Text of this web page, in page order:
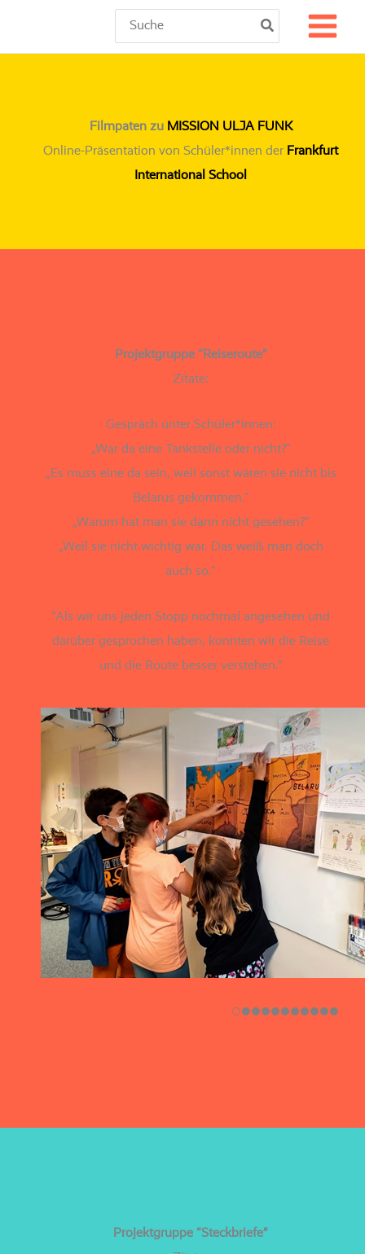
Search
for:
Filmpaten zu MISSION ULJA FUNK
Online-Präsentation von Schüler*innen der Frankfurt
International School
Projektgruppe “Reiseroute”
Zitate:
Gespräch unter Schüler*innen:
„War da eine Tankstelle oder nicht?“
„Es muss eine da sein, weil sonst wären sie nicht bis
Belarus gekommen.“
„Warum hat man sie dann nicht gesehen?“
„Weil sie nicht wich­tig war. Das weiß man doch
auch so.“
“Als wir uns jeden Stopp noch­mal ange­se­hen und
dar­über gespro­chen haben, konn­ten wir die Reise
und die Route bes­ser verstehen.”
Projektgruppe “Steckbriefe”